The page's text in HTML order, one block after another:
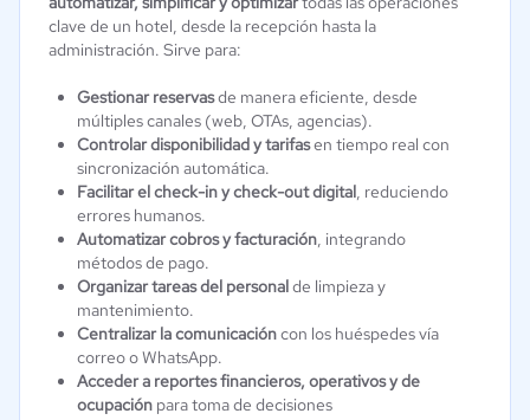
clave de un hotel, desde la recepción hasta la
administración. Sirve para:
Gestionar reservasde manera eficiente, desde
múltiples canales (web, OTAs, agencias).
Controlar disponibilidad y tarifasen tiempo real con
sincronización automática.
Facilitar el check-in y check-out digital, reduciendo
errores humanos.
Automatizar cobros y facturación, integrando
métodos de pago.
Organizar tareas del personalde limpieza y
mantenimiento.
Centralizar la comunicacióncon los huéspedes vía
correo o WhatsApp.
Acceder a reportes financieros, operativos y de
ocupación para toma de decisiones